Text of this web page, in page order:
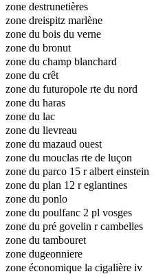
zone destrunetières
zone dreispitz marlène
zone du bois du verne
zone du bronut
zone du champ blanchard
zone du crêt
zone du futuropole rte du nord
zone du haras
zone du lac
zone du lievreau
zone du mazaud ouest
zone du mouclas rte de luçon
zone du parco 15 r albert einstein
zone du plan 12 r eglantines
zone du ponlo
zone du poulfanc 2 pl vosges
zone du pré govelin r cambelles
zone du tambouret
zone dugeonniere
zone économique la cigalière iv